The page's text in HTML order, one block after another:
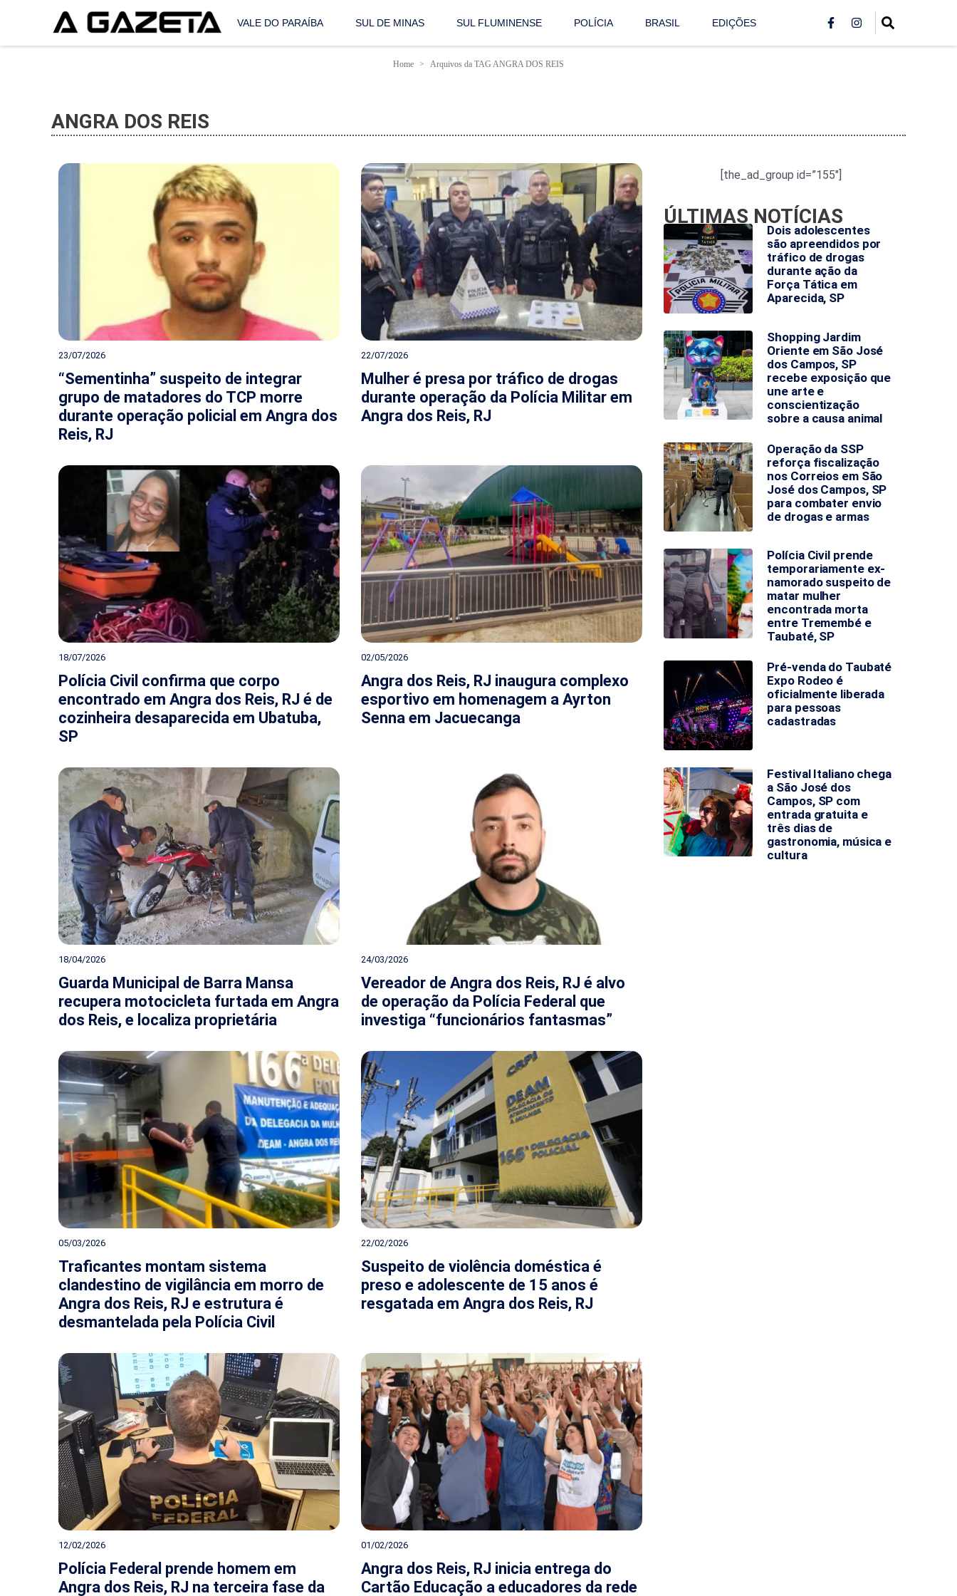
VALE DO PARAÍBA SUL DE MINAS SUL FLUMINENSE POLÍCIA BRASIL EDIÇÕES
Home Arquivos da TAG ANGRA DOS REIS
ANGRA DOS REIS
23/07/2026
“Sementinha” suspeito de integrar
grupo de matadores do TCP morre
durante operação policial em Angra dos
Reis, RJ
22/07/2026
Mulher é presa por tráfico de drogas
durante operação da Polícia Militar em
Angra dos Reis, RJ
18/07/2026
Polícia Civil confirma que corpo
encontrado em Angra dos Reis, RJ é de
cozinheira desaparecida em Ubatuba,
SP
02/05/2026
Angra dos Reis, RJ inaugura complexo
esportivo em homenagem a Ayrton
Senna em Jacuecanga
18/04/2026
Guarda Municipal de Barra Mansa
recupera motocicleta furtada em Angra
dos Reis, e localiza proprietária
24/03/2026
Vereador de Angra dos Reis, RJ é alvo
de operação da Polícia Federal que
investiga “funcionários fantasmas”
05/03/2026
Traficantes montam sistema
clandestino de vigilância em morro de
Angra dos Reis, RJ e estrutura é
desmantelada pela Polícia Civil
22/02/2026
Suspeito de violência doméstica é
preso e adolescente de 15 anos é
resgatada em Angra dos Reis, RJ
12/02/2026
Polícia Federal prende homem em
Angra dos Reis, RJ na terceira fase da
01/02/2026
Angra dos Reis, RJ inicia entrega do
Cartão Educação a educadores da rede
[the_ad_group id=”155″]
ÚLTIMAS NOTÍCIAS
Dois adolescentes
são apreendidos por
tráfico de drogas
durante ação da
Força Tática em
Aparecida, SP
Shopping Jardim
Oriente em São José
dos Campos, SP
recebe exposição que
une arte e
conscientização
sobre a causa animal
Operação da SSP
reforça fiscalização
nos Correios em São
José dos Campos, SP
para combater envio
de drogas e armas
Polícia Civil prende
temporariamente ex-
namorado suspeito de
matar mulher
encontrada morta
entre Tremembé e
Taubaté, SP
Pré-venda do Taubaté
Expo Rodeo é
oficialmente liberada
para pessoas
cadastradas
Festival Italiano chega
a São José dos
Campos, SP com
entrada gratuita e
três dias de
gastronomia, música e
cultura